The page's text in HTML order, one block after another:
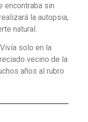
encontraba sin
la autopsia,
natural.
solo en la
vecino de la
años al rubro